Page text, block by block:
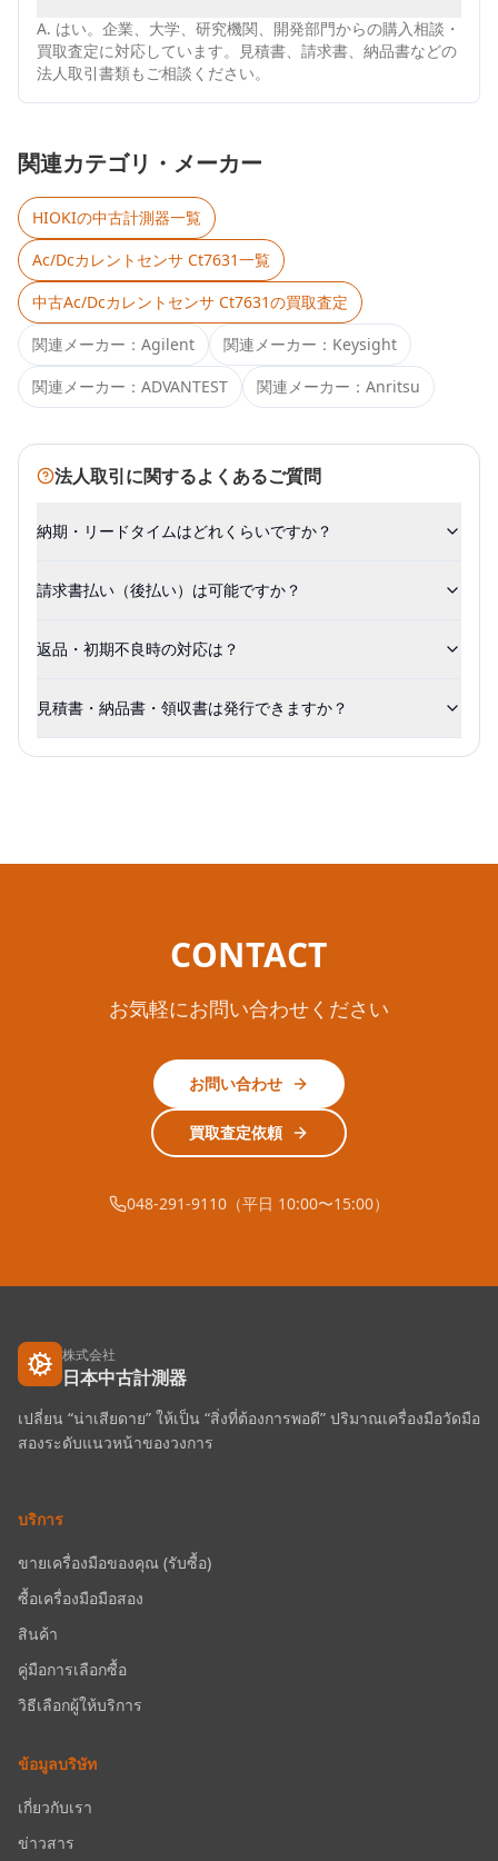
A. はい。企業、大学、研究機関、開発部門からの購入相談・
買取査定に対応しています。見積書、請求書、納品書などの
法人取引書類もご相談ください。
関連カテゴリ・メーカー
HIOKIの中古計測器一覧
Ac/Dcカレントセンサ Ct7631一覧
中古Ac/Dcカレントセンサ Ct7631の買取査定
関連メーカー： Agilent 関連メーカー： Keysight
関連メーカー： ADVANTEST 関連メーカー： Anritsu
法人取引に関するよくあるご質問
納期・リードタイムはどれくらいですか？
請求書払い（後払い）は可能ですか？
返品・初期不良時の対応は？
見積書・納品書・領収書は発行できますか？
CONTACT
お気軽にお問い合わせください
お問い合わせ
買取査定依頼
048-291-9110（平日 10:00〜15:00）
株式会社
日本中古計測器
เปลี่ยน “น่าเสียดาย” ให้เป็น “สิ่งที่ต้องการพอดี” ปริมาณเครื่องมือวัดมือ
สองระดับแนวหน้าของวงการ
บริการ
ขายเครื่องมือของคุณ (รับซื้อ)
ซื้อเครื่องมือมือสอง
สินค้า
คู่มือการเลือกซื้อ
วิธีเลือกผู้ให้บริการ
ข้อมูลบริษัท
เกี่ยวกับเรา
ข่าวสาร